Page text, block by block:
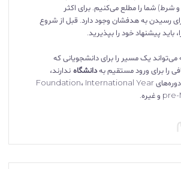
شرط) شما را مطلع می‌کنیم. برای اکثر
رسیدن به هدفشان وجود دارد. قبل از شروع
باید پیشنهاد خود را بپذیرید.
یک مسیر را برای دانشجویانی که
را برای ورود مستقیم بهدانشگاهندارند،
پیشنهاد دهد، مانند دوره‌های Foundation، International Year